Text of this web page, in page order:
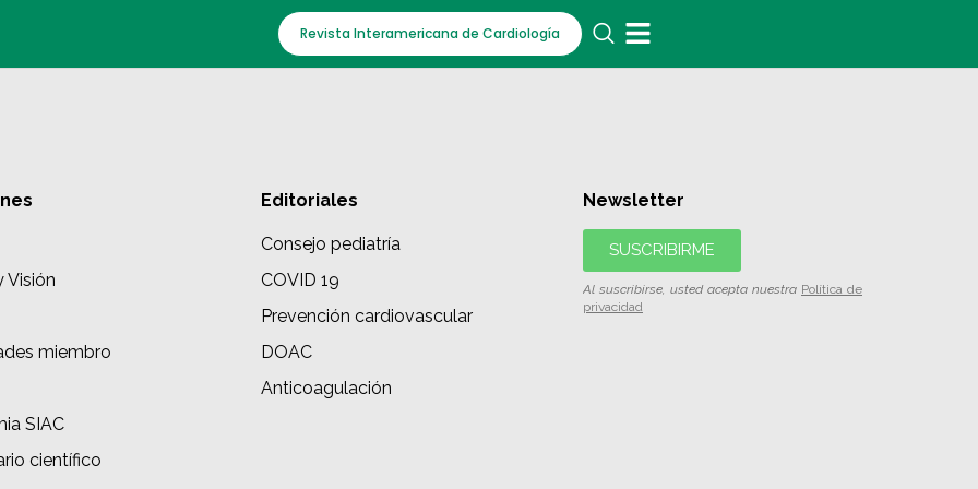
Revista Interamericana de Cardiología
Visión
miembro
SIAC
científico
Editoriales
Consejo pediatría
COVID 19
Prevención cardiovascular
DOAC
Anticoagulación
Newsletter
SUSCRIBIRME
Al suscribirse, usted acepta nuestra Política de
privacidad